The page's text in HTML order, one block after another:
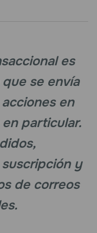
es
se envía
en
particular.
y
de correos